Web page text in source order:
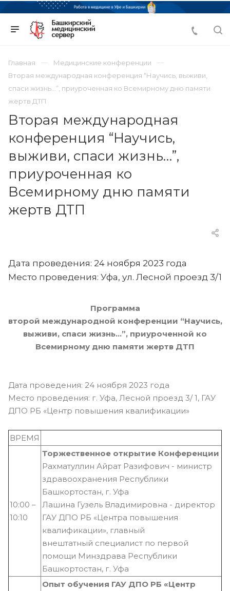
Главная
Медицинские конференции
Вторая международная конференция “Научись, выживи,
спаси жизнь…”, приуроченная ко Всемирному дню памяти
жертв ДТП
Вторая международная
конференция “Научись,
выживи, спаси жизнь…”,
приуроченная ко
Всемирному дню памяти
жертв ДТП
Дата проведения: 24 ноября 2023 года
Место проведения: Уфа, ул. Лесной проезд 3/1
Программа
второй международной конференции “Научись,
выживи, спаси жизнь…”, приуроченной ко
Всемирному дню памяти жертв ДТП
Дата проведения: 24 ноября 2023 года
Место проведения: г. Уфа, Лесной проезд 3/ 1, ГАУ
ДПО РБ «Центр повышения квалификации»
ВРЕМЯ
10:00 –
10:10
Торжественное открытие Конференции
Рахматуллин Айрат Разифович - министр
здравоохранения Республики
Башкортостан, г. Уфа
Лашина Гузель Владимировна - директор
ГАУ ДПО РБ «Центра повышения
квалификации», главный
внештатный специалист по первой
помощи Минздрава Республики
Башкортостан, г. Уфа
Опыт обучения ГАУ ДПО РБ «Центр